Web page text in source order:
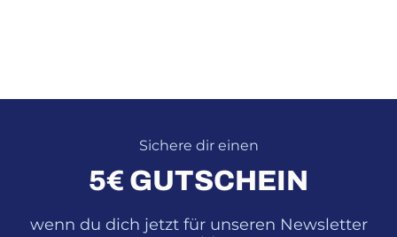
Sichere dir einen
5€ GUTSCHEIN
wenn du dich jetzt für unseren Newsletter